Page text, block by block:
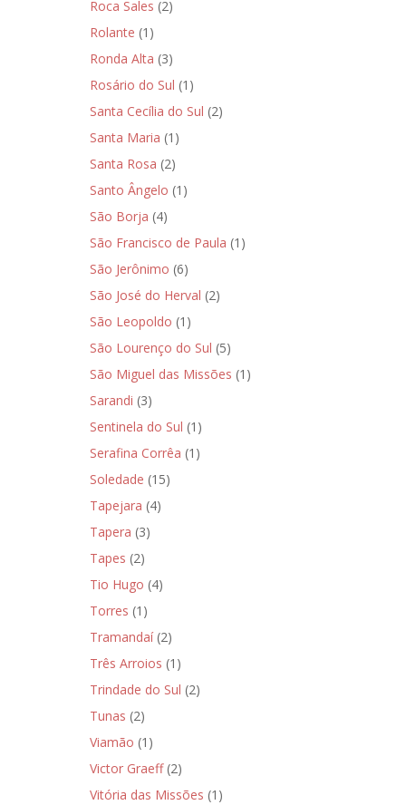
Roca Sales (2)
Rolante (1)
Ronda Alta (3)
Rosário do Sul (1)
Santa Cecília do Sul (2)
Santa Maria (1)
Santa Rosa (2)
Santo Ângelo (1)
São Borja (4)
São Francisco de Paula (1)
São Jerônimo (6)
São José do Herval (2)
São Leopoldo (1)
São Lourenço do Sul (5)
São Miguel das Missões (1)
Sarandi (3)
Sentinela do Sul (1)
Serafina Corrêa (1)
Soledade (15)
Tapejara (4)
Tapera (3)
Tapes (2)
Tio Hugo (4)
Torres (1)
Tramandaí(2)
Três Arroios (1)
Trindade do Sul (2)
Tunas (2)
Viamão (1)
Victor Graeff(2)
Vitória das Missões (1)